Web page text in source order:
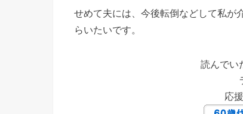
せめて夫には、今後転倒などして私が
らいたいです。
読んでい
応